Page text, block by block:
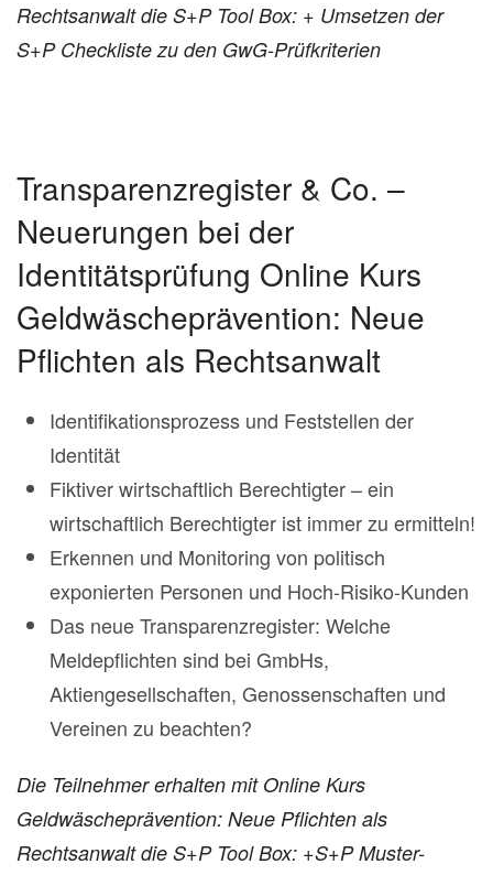
Rechtsanwalt die S+P Tool Box: + Umsetzen der
S+P Checkliste zu den GwG-Prüfkriterien
Transparenzregister & Co. –
Neuerungen bei der
Identitätsprüfung Online Kurs
Geldwäscheprävention: Neue
Pflichten als Rechtsanwalt
Identifikationsprozess und Feststellen der
Identität
Fiktiver wirtschaftlich Berechtigter – ein
wirtschaftlich Berechtigter ist immer zu ermitteln!
Erkennen und Monitoring von politisch
exponierten Personen und Hoch-Risiko-Kunden
Das neue Transparenzregister: Welche
Meldepflichten sind bei GmbHs,
Aktiengesellschaften, Genossenschaften und
Vereinen zu beachten?
Die Teilnehmer erhalten mit Online Kurs
Geldwäscheprävention: Neue Pflichten als
Rechtsanwalt die S+P Tool Box: +S+P Muster-